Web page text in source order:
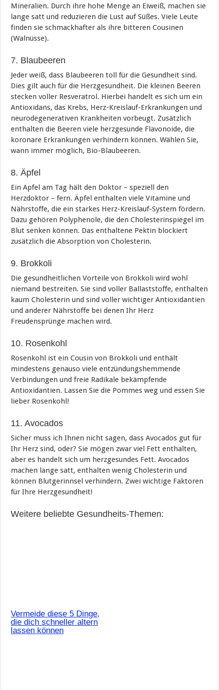
Mineralien. Durch ihre hohe Menge an Eiweiß, machen sie
lange satt und reduzieren die Lust auf Süßes. Viele Leute
finden sie schmackhafter als ihre bitteren Cousinen
(Walnüsse).
7. Blaubeeren
Jeder weiß, dass Blaubeeren toll für die Gesundheit sind.
Dies gilt auch für die Herzgesundheit. Die kleinen Beeren
stecken voller Resveratrol. Hierbei handelt es sich um ein
Antioxidans, das Krebs, Herz-Kreislauf-Erkrankungen und
neurodegenerativen Krankheiten vorbeugt. Zusätzlich
enthalten die Beeren viele herzgesunde Flavonoide, die
koronare Erkrankungen verhindern können. Wählen Sie,
wann immer möglich, Bio-Blaubeeren.
8. Äpfel
Ein Apfel am Tag hält den Doktor – speziell den
Herzdoktor – fern. Äpfel enthalten viele Vitamine und
Nährstoffe, die ein starkes Herz-Kreislauf-System fördern.
Dazu gehören Polyphenole, die den Cholesterinspiegel im
Blut senken können. Das enthaltene Pektin blockiert
zusätzlich die Absorption von Cholesterin.
9. Brokkoli
Die gesundheitlichen Vorteile von Brokkoli wird wohl
niemand bestreiten. Sie sind voller Ballaststoffe, enthalten
kaum Cholesterin und sind voller wichtiger Antioxidantien
und anderer Nährstoffe bei denen Ihr Herz
Freudensprünge machen wird.
10. Rosenkohl
Rosenkohl ist ein Cousin von Brokkoli und enthält
mindestens genauso viele entzündungshemmende
Verbindungen und freie Radikale bekämpfende
Antioxidantien. Lassen Sie die Pommes weg und essen Sie
lieber Rosenkohl!
11. Avocados
Sicher muss ich Ihnen nicht sagen, dass Avocados gut für
Ihr Herz sind, oder? Sie mögen zwar viel Fett enthalten,
aber es handelt sich um herzgesundes Fett. Avocados
machen lange satt, enthalten wenig Cholesterin und
können Blutgerinnsel verhindern. Zwei wichtige Faktoren
für Ihre Herzgesundheit!
Weitere beliebte Gesundheits-Themen:
Vermeide diese 5 Dinge,
die dich schneller altern
lassen können